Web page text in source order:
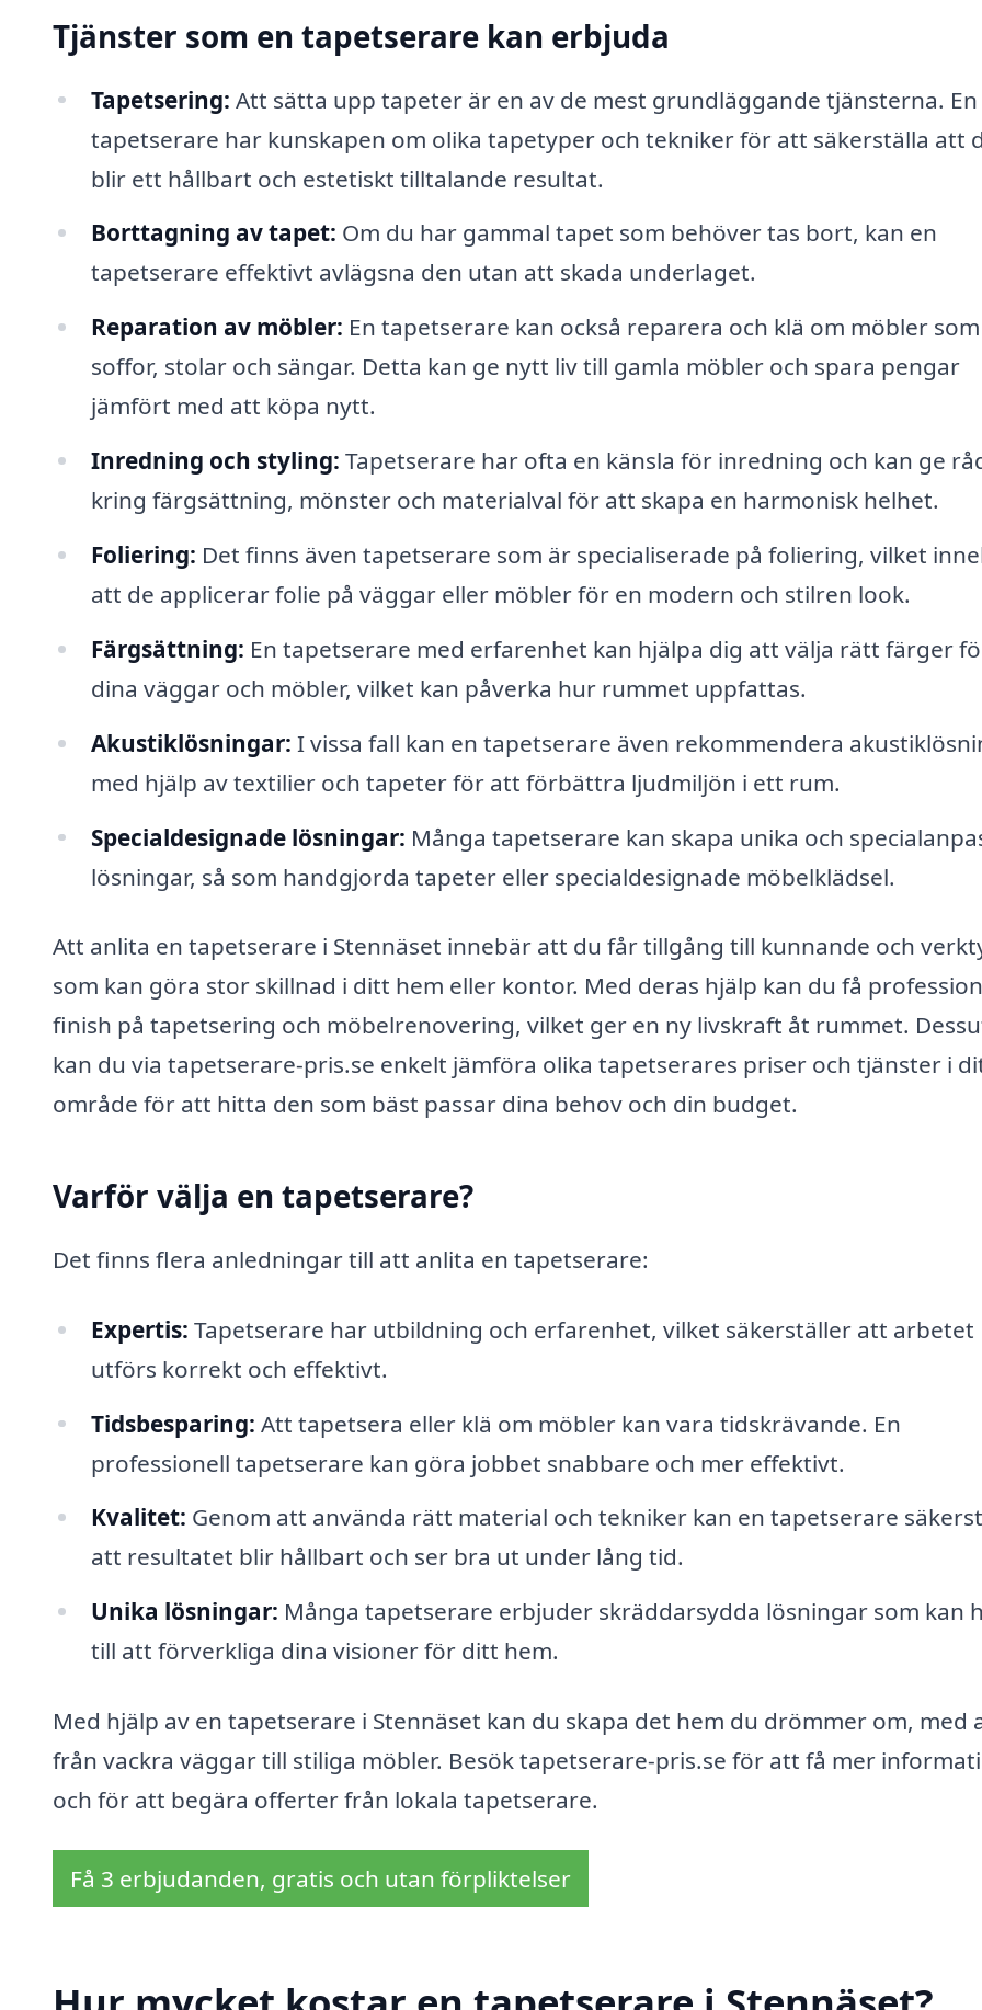
Tjänster som en tapetserare kan erbjuda
Tapetsering: Att sätta upp tapeter är en av de mest grundläggande tjänsterna. En
tapetserare har kunskapen om olika tapetyper och tekniker för att säkerställa att
blir ett hållbart och estetiskt tilltalande resultat.
Borttagning av tapet: Om du har gammal tapet som behöver tas bort, kan en
tapetserare effektivt avlägsna den utan att skada underlaget.
Reparation av möbler: En tapetserare kan också reparera och klä om möbler som
soffor, stolar och sängar. Detta kan ge nytt liv till gamla möbler och spara pengar
jämfört med att köpa nytt.
Inredning och styling: Tapetserare har ofta en känsla för inredning och kan ge
kring färgsättning, mönster och materialval för att skapa en harmonisk helhet.
Foliering: Det finns även tapetserare som är specialiserade på foliering, vilket
att de applicerar folie på väggar eller möbler för en modern och stilren look.
Färgsättning: En tapetserare med erfarenhet kan hjälpa dig att välja rätt färger
dina väggar och möbler, vilket kan påverka hur rummet uppfattas.
Akustiklösningar: I vissa fall kan en tapetserare även rekommendera
med hjälp av textilier och tapeter för att förbättra ljudmiljön i ett rum.
Specialdesignade lösningar: Många tapetserare kan skapa unika och
lösningar, så som handgjorda tapeter eller specialdesignade möbelklädsel.
Att anlita en tapetserare i Stennäset innebär att du får tillgång till kunnande och
som kan göra stor skillnad i ditt hem eller kontor. Med deras hjälp kan du få
finish på tapetsering och möbelrenovering, vilket ger en ny livskraft åt rummet.
kan du via tapetserare-pris.se enkelt jämföra olika tapetserares priser och tjänster i
område för att hitta den som bäst passar dina behov och din budget.
Varför välja en tapetserare?
Det finns flera anledningar till att anlita en tapetserare:
Expertis: Tapetserare har utbildning och erfarenhet, vilket säkerställer att arbetet
utförs korrekt och effektivt.
Tidsbesparing: Att tapetsera eller klä om möbler kan vara tidskrävande. En
professionell tapetserare kan göra jobbet snabbare och mer effektivt.
Kvalitet: Genom att använda rätt material och tekniker kan en tapetserare
att resultatet blir hållbart och ser bra ut under lång tid.
Unika lösningar: Många tapetserare erbjuder skräddarsydda lösningar som kan
till att förverkliga dina visioner för ditt hem.
Med hjälp av en tapetserare i Stennäset kan du skapa det hem du drömmer om, med
från vackra väggar till stiliga möbler. Besök tapetserare-pris.se för att få mer
och för att begära offerter från lokala tapetserare.
Få 3 erbjudanden, gratis och utan förpliktelser